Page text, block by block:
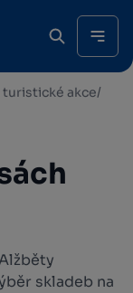
turistické akce/
skladeb na